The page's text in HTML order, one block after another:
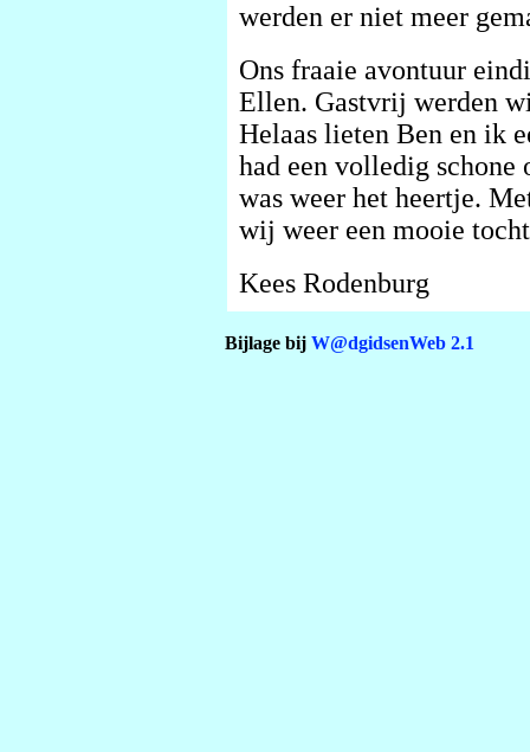
werden er niet meer
Ons fraaie avontuur
Ellen. Gastvrij werden
Helaas lieten Ben en ik
had een volledig
was weer het heertje.
wij weer een mooie
Kees Rodenburg
Bijlage bij W@dgidsenWeb 2.1